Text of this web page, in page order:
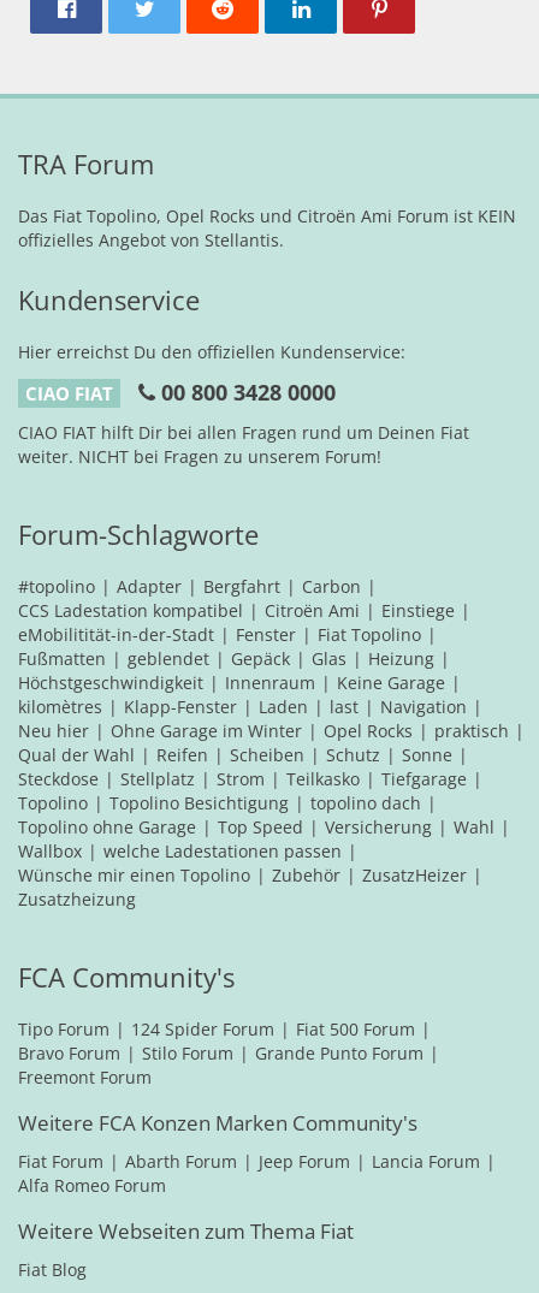
TRA Forum
Das Fiat Topolino, Opel Rocks und Citroën Ami Forum ist KEIN
offizielles Angebot von Stellantis.
Kundenservice
Hier erreichst Du den offiziellen Kundenservice:
CIAO FIAT 00 800 3428 0000
CIAO FIAT hilft Dir bei allen Fragen rund um Deinen Fiat
weiter. NICHT bei Fragen zu unserem Forum!
Forum-Schlagworte
#topolino Adapter Bergfahrt
Carbon
CCS Ladestation kompatibel
Citroën Ami
Einstiege
eMobilitität-in-der-Stadt
Fenster
Fiat Topolino
Fußmatten
geblendet Gepäck Glas
Heizung
Höchstgeschwindigkeit
Innenraum
Keine Garage
kilomètres
Klapp-Fenster Laden last
Navigation
Neu hier
Ohne Garage im Winter Opel Rocks
praktisch
Qual der Wahl
Reifen Scheiben Schutz
Sonne
Steckdose
Stellplatz Strom Teilkasko
Tiefgarage
Topolino
Topolino Besichtigung
topolino dach
Topolino ohne Garage
Top Speed Versicherung
Wahl
Wallbox
welche Ladestationen passen
Wünsche mir einen Topolino
Zubehör
ZusatzHeizer
Zusatzheizung
FCA Community's
Tipo Forum 124 Spider Forum
Fiat 500 Forum
Bravo Forum
Stilo Forum
Grande Punto Forum
Freemont Forum
Weitere FCA Konzen Marken Community's
Fiat Forum Abarth Forum Jeep Forum
Lancia Forum
Alfa Romeo Forum
Weitere Webseiten zum Thema Fiat
Fiat Blog